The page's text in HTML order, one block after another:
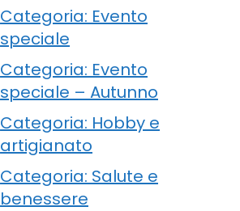
Categoria: Evento
speciale
Categoria: Evento
speciale – Autunno
Categoria: Hobby e
artigianato
Categoria: Salute e
benessere